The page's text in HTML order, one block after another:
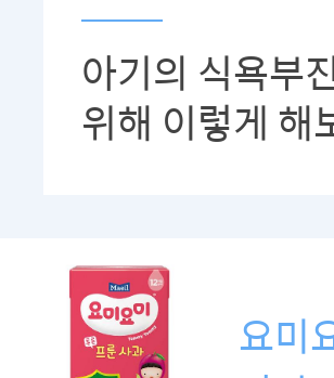
아기의 식욕부
위해 이렇게 해
요미